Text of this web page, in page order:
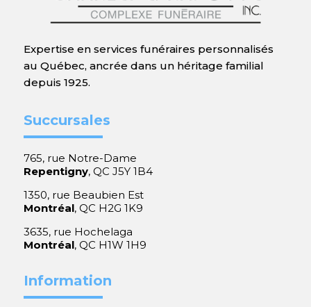
Expertise en services funéraires personnalisés
au Québec, ancrée dans un héritage familial
depuis 1925.
Succursales
765, rue Notre-Dame
Repentigny, QC J5Y 1B4
1350, rue Beaubien Est
Montréal, QC H2G 1K9
3635, rue Hochelaga
Montréal, QC H1W 1H9
Information